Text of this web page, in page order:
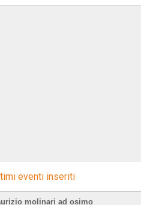
eventi inseriti
molinari ad osimo